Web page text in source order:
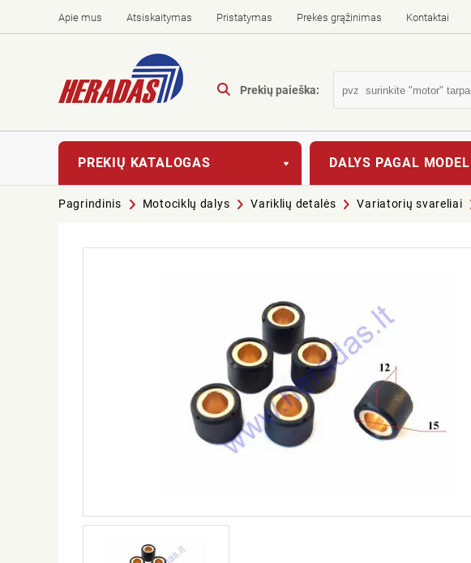
Apie mus Atsiskaitymas Pristatymas Prekės grąžinimas Kontaktai
Prekių paieška:
PREKIŲ KATALOGAS DALYS PAGAL
Pagrindinis Motociklų dalys Variklių detalės Variatorių svareliai